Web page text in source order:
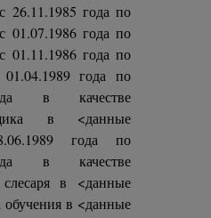
26.11.1985 года по
01.07.1986 года по
01.11.1986 года по
01.04.1989 года по
в качестве
в <данные
года по
в качестве
в <данные
обучения в <данные